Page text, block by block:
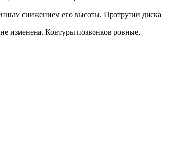
снижением его высоты. Протрузии диска
изменена. Контуры позвонков ровные,